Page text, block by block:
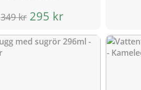
349 kr295 kr